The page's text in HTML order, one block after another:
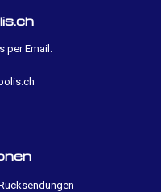
per Email: